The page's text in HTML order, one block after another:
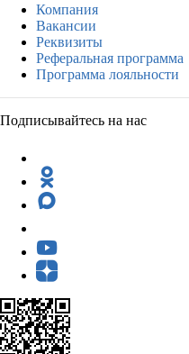
Компания
Вакансии
Реквизиты
Реферальная программа
Программа лояльности
Подписывайтесь на нас